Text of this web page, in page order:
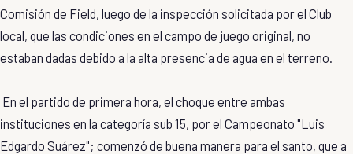
Comisión de Field, luego de la inspección solicitada por el Club
local, que las condiciones en el campo de juego original, no
estaban dadas debido a la alta presencia de agua en el terreno.
En el partido de primera hora, el choque entre ambas
instituciones en la categoría sub 15, por el Campeonato "Luis
Edgardo Suárez"; comenzó de buena manera para el santo, que a